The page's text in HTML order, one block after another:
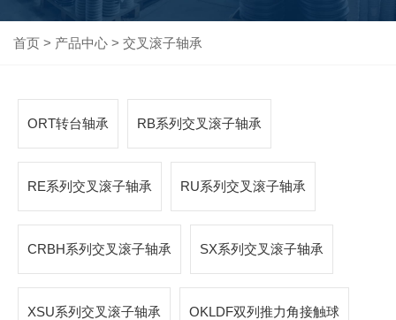
首页 > 产品中心 > 交叉滚子轴承
ORT转台轴承 RB系列交叉滚子轴承
RE系列交叉滚子轴承 RU系列交叉滚子轴承
CRBH系列交叉滚子轴承 SX系列交叉滚子轴承
XSU系列交叉滚子轴承 OKLDF双列推力角接触球